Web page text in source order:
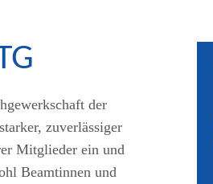
der
zuverlässiger
Mitglieder ein und
Beamtinnen und